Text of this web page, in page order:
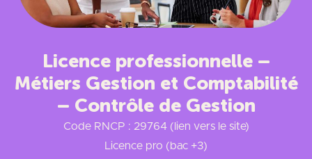
Licence professionnelle –
Métiers Gestion et Comptabilité
– Contrôle de Gestion
Code RNCP : 29764 (lien vers le site)
Licence pro (bac +3)